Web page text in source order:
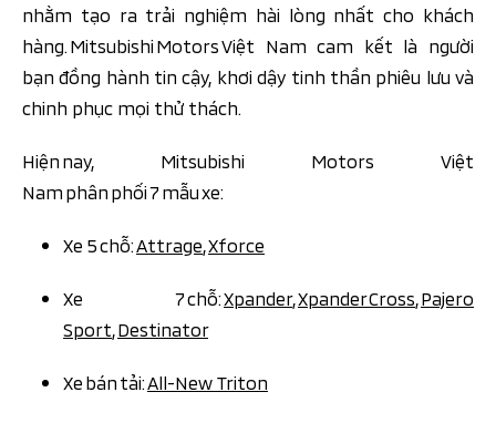
nhằm tạo ra trải nghiệm hài lòng nhất cho khách
hàng. Mitsubishi Motors Việt Nam cam kết là người
bạn đồng hành tin cậy, khơi dậy tinh thần phiêu lưu và
chinh phục mọi thử thách.
Hiện nay, Mitsubishi Motors Việt
Nam phân phối 7 mẫu xe:
Xe 5 chỗ:Attrage Xforce
Xe 7 chỗ:Xpander,Xpander Cross Pajero
Sport Destinator
Xe bán tải:All-New Triton